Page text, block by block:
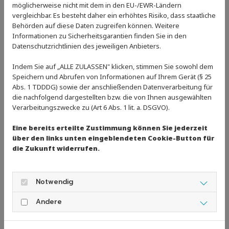
Zurück
als für die jüngeren Schwimmerinnen und Schwimmer.
Die Details für die DM SMK (und die DJM) sind in
einem neuen pdf des DSV (Seiten 2-4) zu finden.
möglicherweise nicht mit dem in den EU-/EWR-Ländern
vergleichbar. Es besteht daher ein erhöhtes Risiko, dass staatliche
Behörden auf diese Daten zugreifen können. Weitere
Informationen zu Sicherheitsgarantien finden Sie in den
Datenschutzrichtlinien des jeweiligen Anbieters.
Indem Sie auf „ALLE ZULASSEN" klicken, stimmen Sie sowohl dem
Speichern und Abrufen von Informationen auf Ihrem Gerät (§ 25
Abs. 1 TDDDG) sowie der anschließenden Datenverarbeitung für
die nachfolgend dargestellten bzw. die von Ihnen ausgewählten
Verarbeitungszwecke zu (Art 6 Abs. 1 lit. a. DSGVO).
Eine bereits erteilte Zustimmung können Sie jederzeit
über den links unten eingeblendeten Cookie-Button für
die Zukunft widerrufen.
Notwendig
Andere